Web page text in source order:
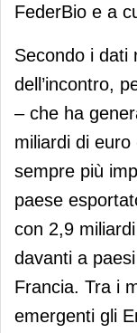
FederBio e a
Secondo i dati
dell’incontro,
– che ha
miliardi di euro
sempre più
paese
con 2,9
davanti a
Francia. Tra i
emergenti gli